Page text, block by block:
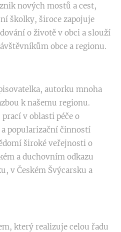
nových mostů a cest,
školky, široce zapojuje
o životě v obci a slouží
obce a regionu.
autorku mnoha
k našemu regionu.
v oblasti péče o
popularizační činností
široké veřejnosti o
a duchovním odkazu
v Českém Švýcarsku a
který realizuje celou řadu